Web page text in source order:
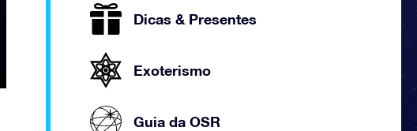
Dicas & Presentes
Exoterismo
Guia da OSR